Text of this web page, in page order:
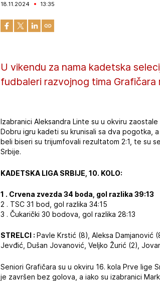
18.11.2024 13:35
U vikendu za nama kadetska
fudbaleri razvojnog tima Grafičara
Izabranici Aleksandra Linte su u okviru
Dobru igru kadeti su krunisali sa dva pogotka,
beli biseri su trijumfovali rezultatom 2:1, te su
Srbije.
KADETSKA LIGA SRBIJE, 10. KOLO:
1 . Crvena zvezda 34 boda, gol razlika 39:13
2 . TSC 31 bod, gol razlika 34:15
3 . Čukarički 30 bodova, gol razlika 28:13
STRELCI :Pavle Krstić (8), Aleksa Damjanović
Jevđić, Dušan Jovanović, Veljko Žurić (2),
Seniori Grafičara su u okviru 16. kola Prve lige
je završen bez golova, a iako su izabranici